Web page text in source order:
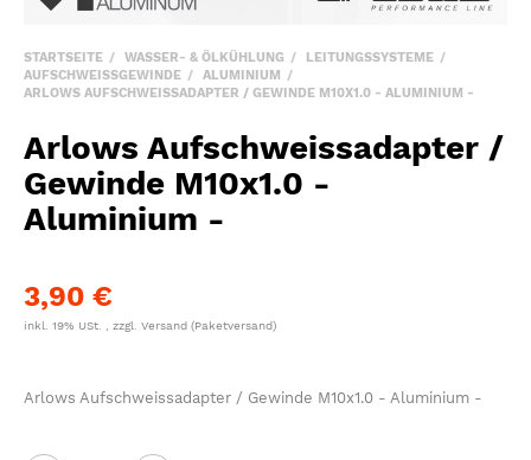
STARTSEITE WASSER- & ÖLKÜHLUNG
LEITUNGSSYSTEME
AUFSCHWEISSGEWINDE
ALUMINIUM
ARLOWS AUFSCHWEISSADAPTER / GEWINDE M10X1.0 - ALUMINIUM -
Arlows Aufschweissadapter /
Gewinde M10x1.0 -
Aluminium -
3,90 €
inkl. 19% USt. , zzgl. Versand (Paketversand)
Arlows Aufschweissadapter / Gewinde M10x1.0 - Aluminium -